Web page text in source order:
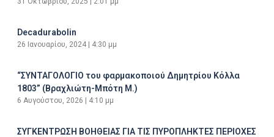
Decadurabolin
26 Ιανουαρίου, 2024 4:30 μμ
“ΣΥΝΤΑΓΟΛΟΓΙΟ του φαρμακοποιού Δημητρίου Κόλλα
1803” (Βραχλιώτη-Μπότη Μ.)
6 Αυγούστου, 2026 4:10 μμ
ΣΥΓΚΕΝΤΡΩΣΗ ΒΟΗΘΕΙΑΣ ΓΙΑ ΤΙΣ ΠΥΡΟΠΛΗΚΤΕΣ ΠΕΡΙΟΧΕΣ